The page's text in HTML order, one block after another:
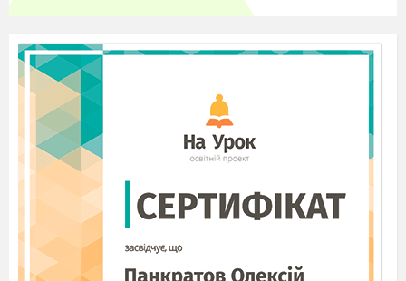
переробні підприємства в Латинській
Америці?
поблизу портів
в районах сировини
рівномірно по території
Вкажіть, якої сільськогосподарської
продукції Латинської Америки майже
половина йде на експорт?
какао, пшениця, кукурудза, рис, виноград
цукровий буряк, картопля, жито, кукурудза
кава, цукор, бавовна, банани, цитрусові
Угоду про Північноамериканську зону